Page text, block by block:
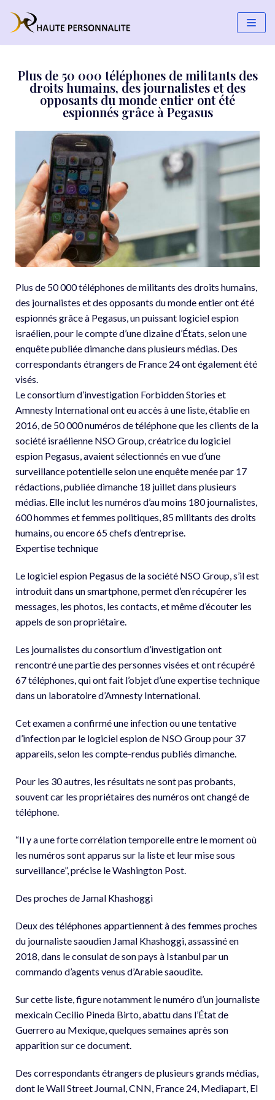
Aller
au
Plus de 50 000 téléphones de militants des
droits humains, des journalistes et des
opposants du monde entier ont été
espionnés grâce à Pegasus
Plus de 50 000 téléphones de militants des droits humains,
des journalistes et des opposants du monde entier ont été
espionnés grâce à Pegasus, un puissant logiciel espion
israélien, pour le compte d’une dizaine d’États, selon une
enquête publiée dimanche dans plusieurs médias. Des
correspondants étrangers de France 24 ont également été
visés.
Le consortium d’investigation Forbidden Stories et
Amnesty International ont eu accès à une liste, établie en
2016, de 50 000 numéros de téléphone que les clients de la
société israélienne NSO Group, créatrice du logiciel
espion Pegasus, avaient sélectionnés en vue d’une
surveillance potentielle selon une enquête menée par 17
rédactions, publiée dimanche 18 juillet dans plusieurs
médias. Elle inclut les numéros d’au moins 180 journalistes,
600 hommes et femmes politiques, 85 militants des droits
humains, ou encore 65 chefs d’entreprise.
Expertise technique
Le logiciel espion Pegasus de la société NSO Group, s’il est
introduit dans un smartphone, permet d’en récupérer les
messages, les photos, les contacts, et même d’écouter les
appels de son propriétaire.
Les journalistes du consortium d’investigation ont
rencontré une partie des personnes visées et ont récupéré
67 téléphones, qui ont fait l’objet d’une expertise technique
dans un laboratoire d’Amnesty International.
Cet examen a confirmé une infection ou une tentative
d’infection par le logiciel espion de NSO Group pour 37
appareils, selon les compte-rendus publiés dimanche.
Pour les 30 autres, les résultats ne sont pas probants,
souvent car les propriétaires des numéros ont changé de
téléphone.
“Il y a une forte corrélation temporelle entre le moment où
les numéros sont apparus sur la liste et leur mise sous
surveillance”, précise le Washington Post.
Des proches de Jamal Khashoggi
Deux des téléphones appartiennent à des femmes proches
du journaliste saoudien Jamal Khashoggi, assassiné en
2018, dans le consulat de son pays à Istanbul par un
commando d’agents venus d’Arabie saoudite.
Sur cette liste, figure notamment le numéro d’un journaliste
mexicain Cecilio Pineda Birto, abattu dans l’État de
Guerrero au Mexique, quelques semaines après son
apparition sur ce document.
Des correspondants étrangers de plusieurs grands médias,
dont le Wall Street Journal, CNN, France 24, Mediapart, El